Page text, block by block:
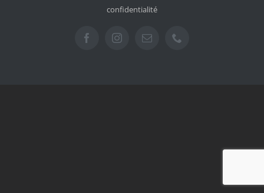
confidentialité
FacebookInstagramEmail